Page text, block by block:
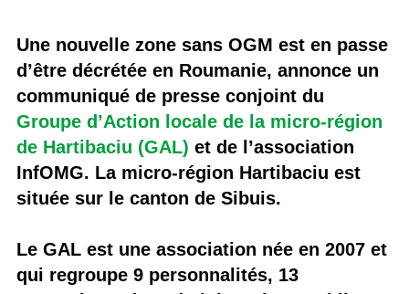
Une nouvelle zone sans OGM est en passe
d’être décrétée en Roumanie, annonce un
communiqué de presse conjoint du
Groupe d’Action locale de la micro-région
de Hartibaciu (GAL) et de l’association
InfOMG. La micro-région Hartibaciu est
située sur le canton de Sibuis.
Le GAL est une association née en 2007 et
qui regroupe 9 personnalités, 13